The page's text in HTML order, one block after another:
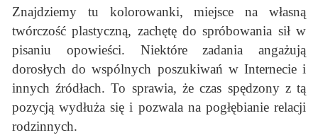
Znajdziemy tu kolorowanki, miejsce na własną
twórczość plastyczną, zachętę do spróbowania sił w
pisaniu opowieści. Niektóre zadania angażują
dorosłych do wspólnych poszukiwań w Internecie i
innych źródłach. To sprawia, że czas spędzony z tą
pozycją wydłuża się i pozwala na pogłębianie relacji
rodzinnych.